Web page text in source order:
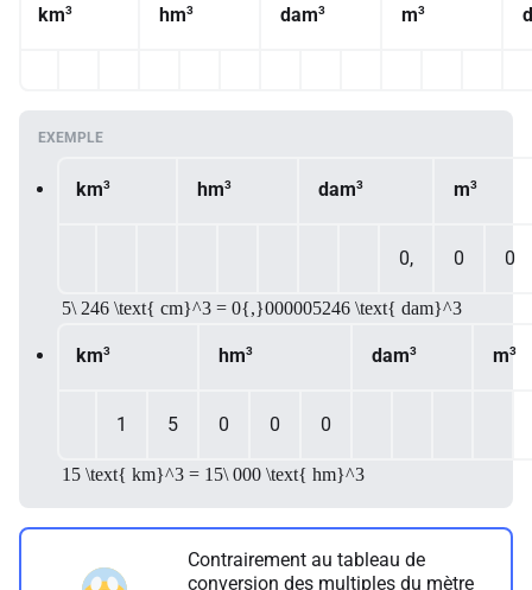
km3 hm3 dam3 m3
km3 hm3 dam3 m3
0, 0 0
5\ 246 \text{ cm}^3 = 0{,}000005246 \text{ dam}^3
km3 hm3 dam3 m3
1 5 0 0 0
15 \text{ km}^3 = 15\ 000 \text{ hm}^3
Contrairement au tableau de
conversion des multiples du mètre